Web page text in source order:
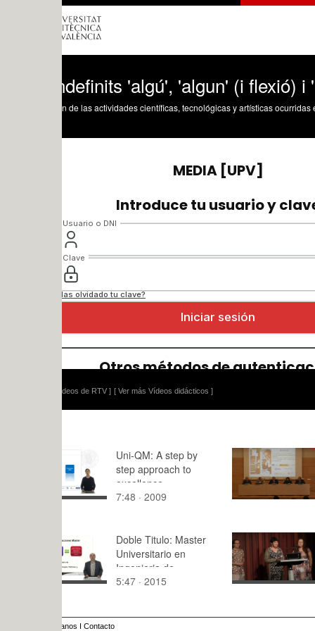
'algú', 'algun' (i flexió) i 'alguna
de las actividades científicas, tecnológicas y artísticas ocurridas en los tres
[ Ver más Vídeos didácticos ]
Uni-QM: A step by
step approach to
excellence
7:48 · 2009
1/8
15:,0 ·
Doble Titulo: Master
Universitario en
Ingenieria de
Telecomunicacion.
Sistemas y Redes de
5:47 · 2015
creation
design -
Annamaija
17:20 ·